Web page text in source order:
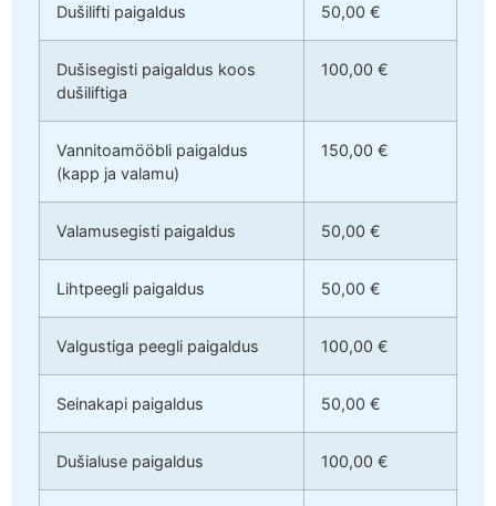
Dušilifti paigaldus 50,00 €
Dušisegisti paigaldus koos
dušiliftiga
100,00 €
Vannitoamööbli paigaldus
(kapp ja valamu)
150,00 €
Valamusegisti paigaldus 50,00 €
Lihtpeegli paigaldus 50,00 €
Valgustiga peegli paigaldus 100,00 €
Seinakapi paigaldus 50,00 €
Dušialuse paigaldus 100,00 €